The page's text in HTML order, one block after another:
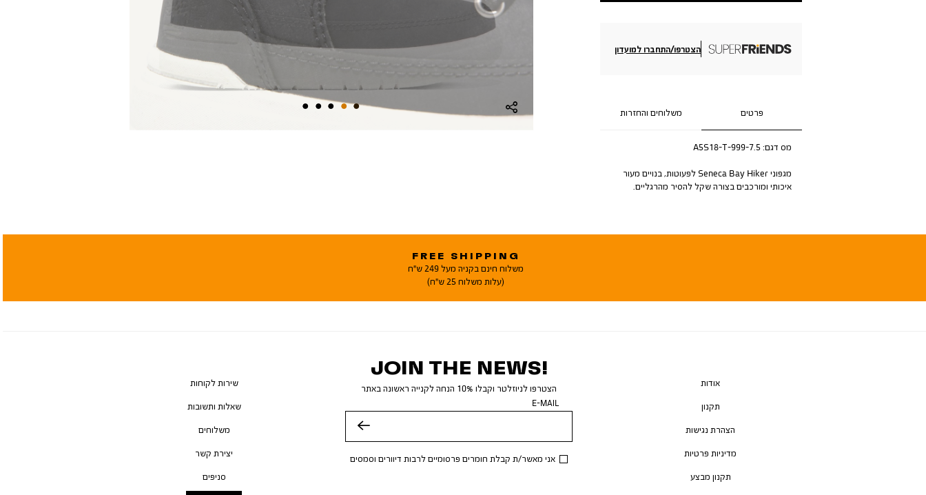
הצטרפו/התחברו למועדון
פרטים משלוחים והחזרות
מס דגם:A5S18-T-999-7.5
מגפוני Seneca Bay Hiker לפעוטות, בנויים מעור
איכותי ומורכבים בצורה שקל להסיר מהרגליים.
FREE SHIPPING
משלוח חינם בקניה מעל 249 ש"ח
(עלות משלוח 25 ש"ח)
JOIN THE NEWS!
הצטרפו לניוזלטר וקבלו 10% הנחה לקנייה ראשונה באתר
E-MAIL
אני מאשר/ת קבלת חומרים פרסומיים לרבות דיוורים וסמסים
אודות
תקנון
הצהרת נגישות
מדיניות פרטיות
תקנון מבצע
שירות לקוחות
שאלות ותשובות
משלוחים
יצירת קשר
סניפים